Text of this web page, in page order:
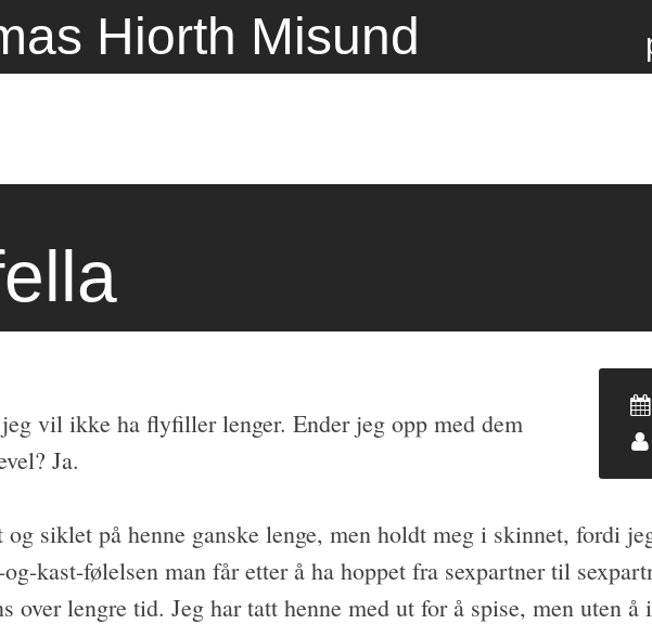
Hiorth Misund
vil ikke ha flyfiller lenger. Ender jeg opp med dem
Ja.
og siklet på henne ganske lenge, men holdt meg i skinnet, fordi
kast-følelsen man får etter å ha hoppet fra sexpartner til
over lengre tid. Jeg har tatt henne med ut for å spise, men uten å